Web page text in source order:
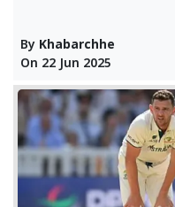
By Khabarchhe
On 22 Jun 2025